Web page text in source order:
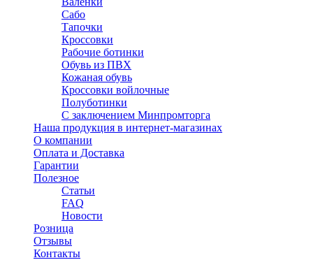
Сабо
Тапочки
Кроссовки
Рабочие ботинки
Обувь из ПВХ
Кожаная обувь
Кроссовки войлочные
Полуботинки
C заключением Минпромторга
Наша продукция в интернет-магазинах
О компании
Оплата и Доставка
Гарантии
Полезное
Статьи
FAQ
Новости
Розница
Отзывы
Контакты